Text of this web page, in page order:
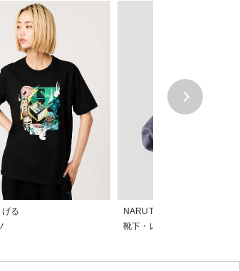
る
NARUTO
靴下・レギンス